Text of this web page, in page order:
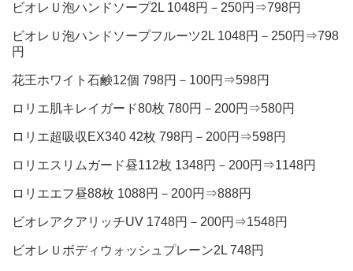
ビオレＵ泡ハンドソープ2L 1048円－250円⇒798円
ビオレＵ泡ハンドソープフルーツ2L 1048円－250円⇒798
円
花王ホワイト石鹸12個 798円－100円⇒598円
ロリエ肌キレイガード80枚 780円－200円⇒580円
ロリエ超吸収EX340 42枚 798円－200円⇒598円
ロリエスリムガード昼112枚 1348円－200円⇒1148円
ロリエエフ昼88枚 1088円－200円⇒888円
ビオレアクアリッチUV 1748円－200円⇒1548円
ビオレＵボディウォッシュプレーン2L 748円